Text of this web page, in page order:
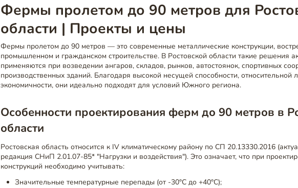
Фермы пролетом до 90 метров для
области | Проекты и цены
Фермы пролетом до 90 метров — это современные металлические конструкции,
промышленном и гражданском строительстве. В Ростовской области такие решения
применяются при возведении ангаров, складов, рынков, автостоянок, спортивных
производственных зданий. Благодаря высокой несущей способности, относительной
экономичности, они идеально подходят для условий Южного региона.
Особенности проектирования ферм до 90 метров в
области
Ростовская область относится к IV климатическому району по СП 20.13330.2016
редакция СНиП 2.01.07-85* "Нагрузки и воздействия"). Это означает, что при
конструкций необходимо учитывать:
Значительные температурные перепады (от -30°C до +40°C);